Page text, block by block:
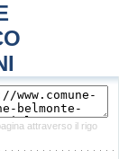
attraverso il rigo